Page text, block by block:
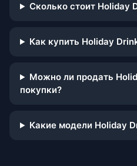
Сколько стоит Holiday
Как купить Holiday
Можно ли продать
покупки?
Какие модели Holiday